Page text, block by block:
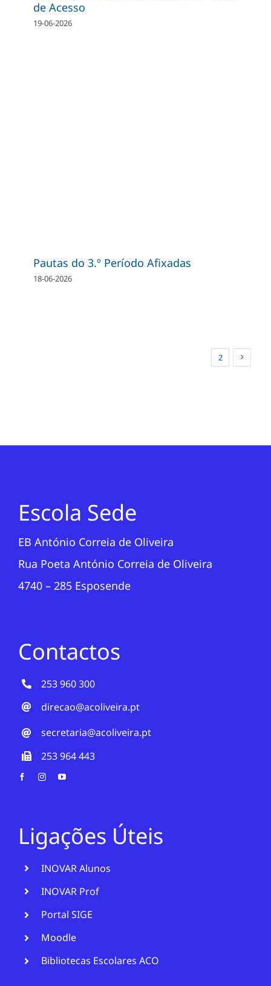
de Acesso
19-06-2026
Pautas do 3.º Período Afixadas
18-06-2026
2
Escola Sede
EB António Correia de Oliveira
Rua Poeta António Correia de Oliveira
4740 – 285 Esposende
Contactos
253 960 300
direcao@acoliveira.pt
secretaria@acoliveira.pt
253 964 443
Ligações Úteis
INOVAR Alunos
INOVAR Prof
Portal SIGE
Moodle
Bibliotecas Escolares ACO